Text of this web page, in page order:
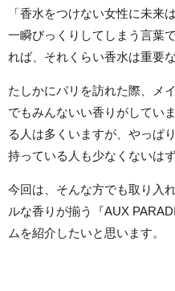
「香水をつけない女性に未来
一瞬びっくりしてしまう言葉
れば、それくらい香水は重要
たしかにパリを訪れた際、メ
でもみんないい香りがしてい
る人は多くいますが、やっぱ
持っている人も少なくないはず
今回は、そんな方でも取り入
ルな香りが揃う『AUX
ムを紹介したいと思います。